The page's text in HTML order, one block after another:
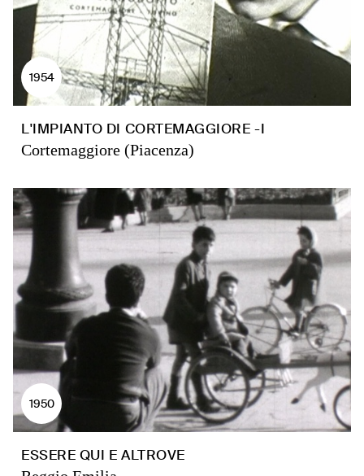
1954
L'IMPIANTO DI CORTEMAGGIORE -I
Cortemaggiore (Piacenza)
1950
ESSERE QUI E ALTROVE